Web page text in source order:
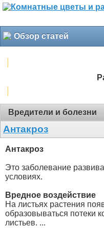
Обзор статей
Вредители и болезни
Антакроз
Антакроз
Это заболевание
условиях.
Вредное воздействие
На листьях растения
образовываться потеки
листьев. ...